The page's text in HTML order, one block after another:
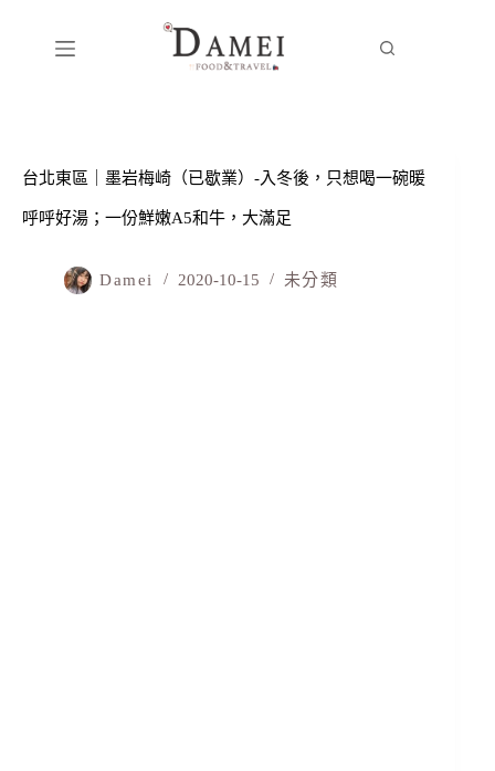
台北東區｜墨岩梅崎（已歇業）-入冬後，只想喝一碗暖
呼呼好湯；一份鮮嫩A5和牛，大滿足
Damei 2020-10-15 未分類